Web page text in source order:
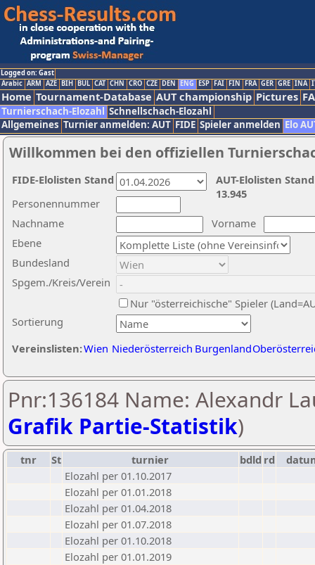
Logged on: Gast
Arabic ARM AZE BIH BUL CAT CHN CRO CZE DEN ENG ESP FAI FIN FRA GER GRE INA
Home Tournament-Database AUT championship Pictures
Turnierschach-Elozahl Schnellschach-Elozahl
Allgemeines Turnier anmelden: AUT FIDE Spieler anmelden Elo
Willkommen bei den offiziellen
Nachname
Vorname
Ebene
Sortierung
Personennummer
Bundesland
Spgem./Kreis/Verein
Nur "österreichische" Spieler
Vereinslisten:Wien Niederösterreich Burgenland
AUT-Elolisten
13.945
FIDE-Elolisten Stand
Pnr:136184 Name: Alexandr
Grafik Partie-Statistik)
tnr St turnier bdld rd
Elozahl per 01.10.2017
Elozahl per 01.01.2018
Elozahl per 01.04.2018
Elozahl per 01.07.2018
Elozahl per 01.10.2018
Elozahl per 01.01.2019